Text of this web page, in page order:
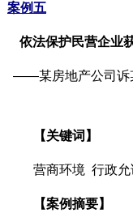
案例五
依法保护民营企业
——某房地产公司诉
【关键词】
营商环境 行政允
【案例摘要】